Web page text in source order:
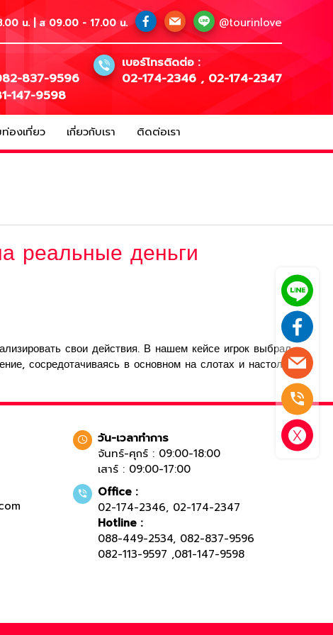
น. | ส 09.00 - 17.00 น. @tourinlove
837-9596
147-9598
เบอร์โทรติดต่อ :
02-174-2346 , 02-174-2347
องเที่ยว เกี่ยวกับเรา
ติดต่อเรา
реальные деньги
свои действия. В нашем кейсе игрок выбрал
сосредотачиваясь в основном на слотах и настольных
วัน-เวลาทำการ
จันทร์-ศุกร์ : 09:00-18:00
เสาร์ : 09:00-17:00
Office :
02-174-2346, 02-174-2347
Hotline :
088-449-2534, 082-837-9596
082-113-9597 ,081-147-9598